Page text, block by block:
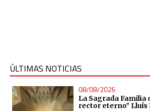
ÚLTIMAS NOTICIAS
08/08/2026
La Sagrada Familia
rector eterno” Lluís